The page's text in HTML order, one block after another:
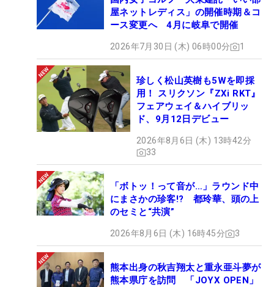
屋ネットレディス」の開催時期＆コ
ース変更へ 4月に岐阜で開催
2026年7月30日 (木) 06時00分 1
珍しく松山英樹も5Wを即採
用！ スリクソン『ZXi RKT』
フェアウェイ＆ハイブリッ
ド、9月12日デビュー
2026年8月6日 (木) 13時42分
33
「ボトッ！って音が…」ラウンド中
にまさかの珍客!? 都玲華、頭の上
のセミと“共演”
2026年8月6日 (木) 16時45分 3
熊本出身の秋吉翔太と重永亜斗夢が
熊本県庁を訪問 「JOYX OPEN」